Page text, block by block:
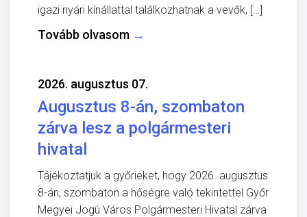
igazi nyári kínállattal találkozhatnak a vevők, […]
Tovább olvasom →
2026. augusztus 07.
Augusztus 8-án, szombaton
zárva lesz a polgármesteri
hivatal
Tájékoztatjuk a győrieket, hogy 2026. augusztus
8-án, szombaton a hőségre való tekintettel Győr
Megyei Jogú Város Polgármesteri Hivatal zárva